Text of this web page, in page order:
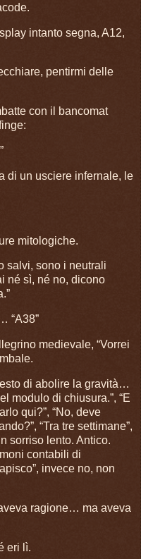
intanto segna, A12,
pentirmi delle
con il bancomat
di un usciere infernale, le
mitologiche.
salvi, sono i neutrali
né sì, né no, dicono
“A38”
medievale, “Vorrei
di abolire la gravità…
modulo di chiusura.”, “E
qui?”, “No, deve
“Tra tre settimane”,
sorriso lento. Antico.
contabili di
invece no, non
ragione… ma aveva
eri lì.